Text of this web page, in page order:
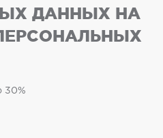
ДАННЫХ НА
30%